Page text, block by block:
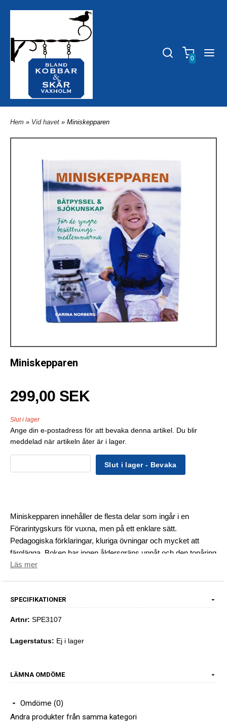
0
Hem » Vid havet » Miniskepparen
Miniskepparen
299,00 SEK
Slut i lager
Ange din e-postadress för att bevaka denna artikel. Du blir
meddelad när artikeln åter är i lager.
Slut i lager - Bevaka
Miniskepparen innehåller de flesta delar som ingår i en
Förarintygskurs för vuxna, men på ett enklare sätt.
Pedagogiska förklaringar, kluriga övningar och mycket att
färglägga. Boken har ingen åldersgräns uppåt och den tonåring
eller vuxen, som kommer till en Navigationskurs med de här
Läs mer
SPECIFIKATIONER
Artnr: SPE3107
Lagerstatus: Ej i lager
LÄMNA OMDÖME
Omdöme (0)
Andra produkter från samma kategori